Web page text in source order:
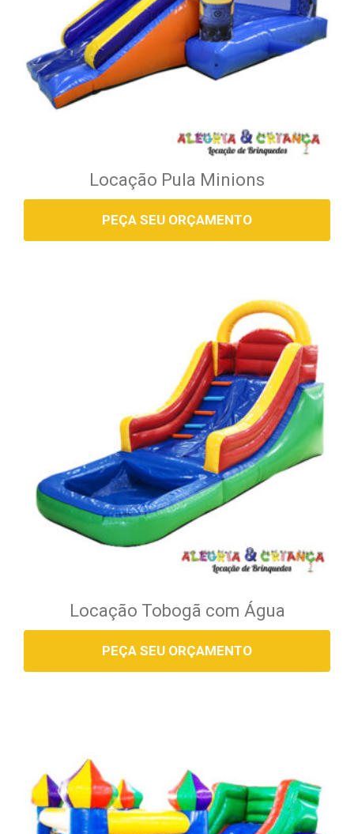
Locação Pula Minions
PEÇA SEU ORÇAMENTO
Locação Tobogã com Água
PEÇA SEU ORÇAMENTO